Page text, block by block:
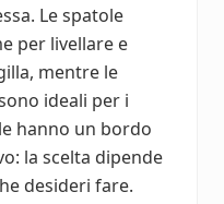
Le spatole
per livellare e
mentre le
ideali per i
hanno un bordo
la scelta dipende
desideri fare.